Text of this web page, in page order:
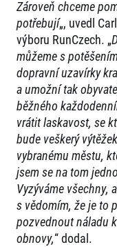
Mobilní aplikace
Stáhněte si mobilní
Středoškoláci
Náš tým
Naši partneři
Historie
FAQ (Často kladené
Oznámení fúze
Dobrovolníci
Dárkové poukazy
Šablony k dárkovému
Pro média
Aktuality
Akreditace a vše k
Tiskové zprávy
Poznámky pro editory
Magazíny
RunCzech
Kariéra
All Runners Are Beautiful
RunCzech Racing
Ekofilozofie
Running Mall
Vítejte v Running Mall
Kalendář
Individuální trénink
Skupinové tréninky
Firemní tréninky
Masáže
Zároveň chceme
potřebují„, uvedl
výboru RunCzech. „
můžeme s
dopravní uzavírky
a umožní tak
běžného
vrátit laskavost, se
bude veškerý
vybranému městu,
jsem se na tom
Vyzýváme všechny,
s vědomím, že je to
pozvednout náladu
obnovy,“ dodal.